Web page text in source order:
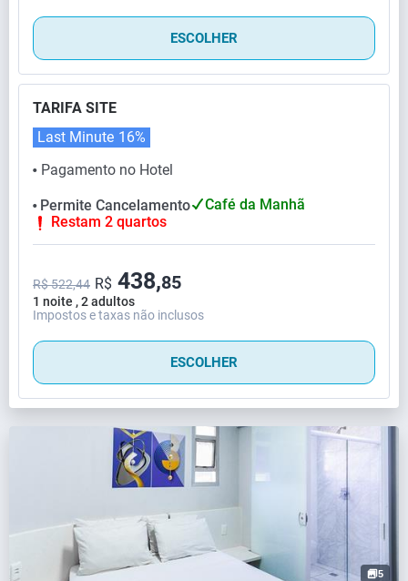
ESCOLHER
TARIFA SITE
⬤ Pagamento no Hotel
Last Minute 16%
⬤ Permite Cancelamento
Café da Manhã
Restam 2 quartos
1 noite , 2 adultos
R$ 522,44 R$ 438,85
Impostos e taxas não inclusos
ESCOLHER
5